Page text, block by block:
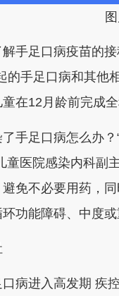
足口病疫苗的接
的手足口病和其他
在12月龄前完成
足口病怎么办？“
童医院感染内科副
免不必要用药，
功能障碍、中度
病进入高发期 疾